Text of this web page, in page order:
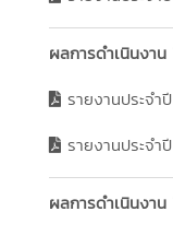
ผลการดำเนินงา
รายงานประจำ
รายงานประจ
ผลการดำเนินงา